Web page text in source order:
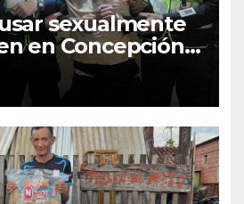
sexualmente
en Concepción y